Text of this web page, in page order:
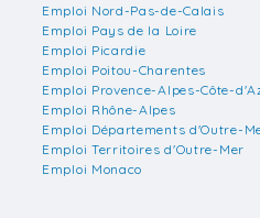
Emploi Nord-Pas-de-Calais
Emploi Pays de la Loire
Emploi Picardie
Emploi Poitou-Charentes
Emploi Provence-Alpes-Côte-
Emploi Rhône-Alpes
Emploi Départements d'Outre-
Emploi Territoires d'Outre-Mer
Emploi Monaco